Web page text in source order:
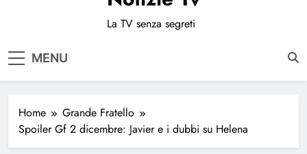
La TV senza segreti
MENU
Home
Grande Fratello
Spoiler Gf 2 dicembre: Javier e i dubbi su Helena